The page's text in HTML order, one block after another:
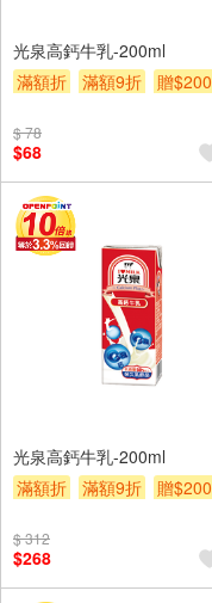
光泉高鈣牛乳-200ml
滿額折
滿額9折 贈$200
$ 78
$68
光泉高鈣牛乳-200ml
滿額折
滿額9折 贈$200
$ 312
$268